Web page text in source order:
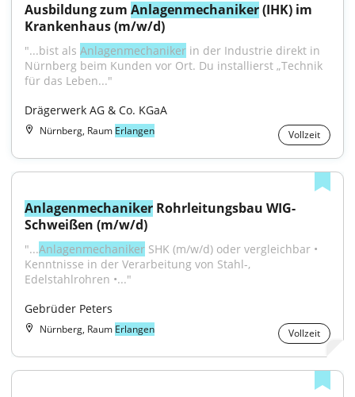
Ausbildung zum Anlagenmechaniker (IHK) im
Krankenhaus (m/w/d)
"...bist als Anlagenmechaniker in der Industrie direkt in
Nürnberg beim Kunden vor Ort. Du installierst „Technik
für das Leben..."
Drägerwerk AG & Co. KGaA
Nürnberg, Raum Erlangen Vollzeit
Anlagenmechaniker Rohrleitungsbau WIG-
Schweißen (m/w/d)
"...Anlagenmechaniker SHK (m/w/d) oder vergleichbar •
Kenntnisse in der Verarbeitung von Stahl-,
Edelstahlrohren •..."
Gebrüder Peters
Nürnberg, Raum Erlangen Vollzeit